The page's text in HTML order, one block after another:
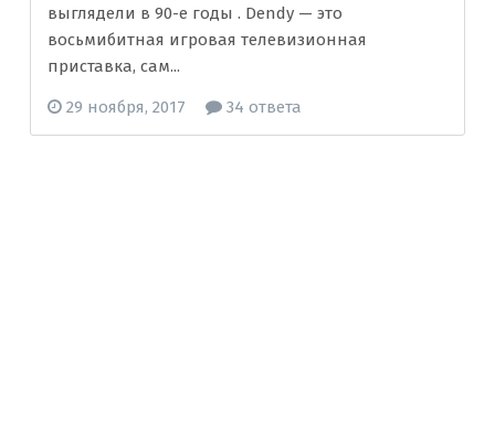
выглядели в 90-е годы . Dendy — это
восьмибитная игровая телевизионная
приставка, сам...
29 ноября, 2017 34 ответа